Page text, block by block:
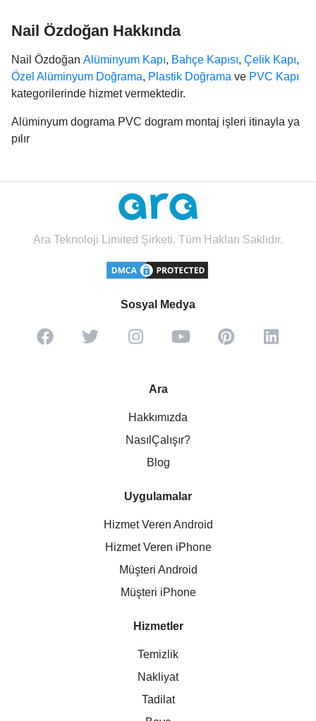
Nail Özdoğan Hakkında
Nail Özdoğan Alüminyum Kapı, Bahçe Kapısı, Çelik Kapı,
Özel Alüminyum Doğrama, Plastik Doğrama ve PVC Kapı
kategorilerinde hizmet vermektedir.
Alüminyum dograma PVC dogram montaj işleri itinayla ya
pılır
Ara Teknoloji Limited Şirketi. Tüm Hakları Saklıdır.
Sosyal Medya
Ara
Hakkımızda
NasılÇalışır?
Blog
Uygulamalar
Hizmet Veren Android
Hizmet Veren iPhone
Müşteri Android
Müşteri iPhone
Hizmetler
Temizlik
Nakliyat
Tadilat